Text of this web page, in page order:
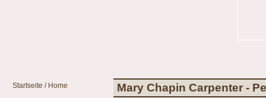
Startseite / Home Mary Chapin Carpenter -